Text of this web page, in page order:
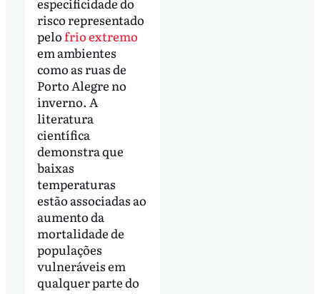
risco representado
pelofrio extremo
em ambientes
como as ruas de
Porto Alegre no
inverno. A
literatura
científica
demonstra que
baixas
temperaturas
estão associadas ao
aumento da
mortalidade de
populações
vulneráveis em
qualquer parte do